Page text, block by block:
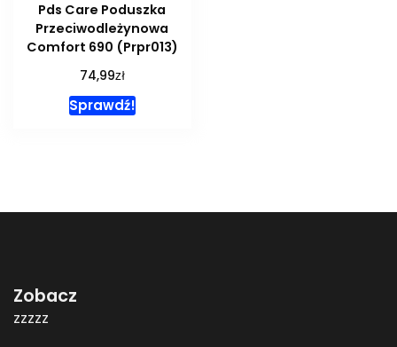
Pds Care Poduszka
Przeciwodleżynowa
Comfort 690 (Prpr013)
74,99zł
Sprawdź!
Zobacz
zzzzz